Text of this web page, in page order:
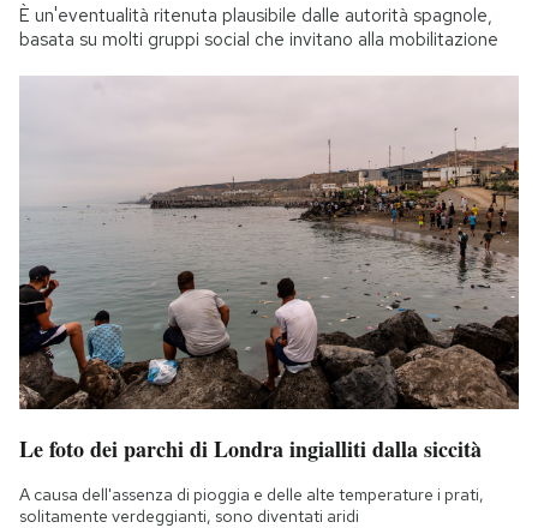
È un'eventualità ritenuta plausibile dalle autorità spagnole,
basata su molti gruppi social che invitano alla mobilitazione
Le foto dei parchi di Londra ingialliti dalla siccità
A causa dell'assenza di pioggia e delle alte temperature i prati,
solitamente verdeggianti, sono diventati aridi